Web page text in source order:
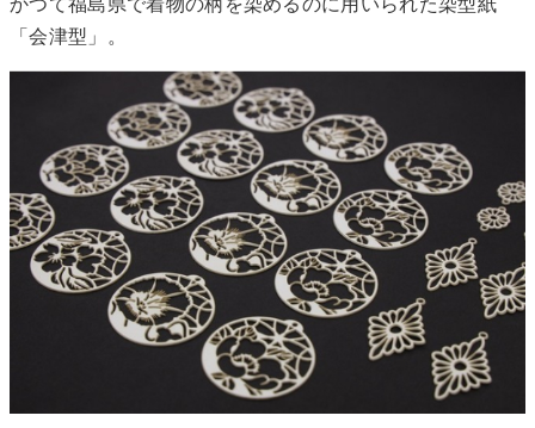
かつて福島県で着物の柄を染めるのに用いられた染型紙
「会津型」。